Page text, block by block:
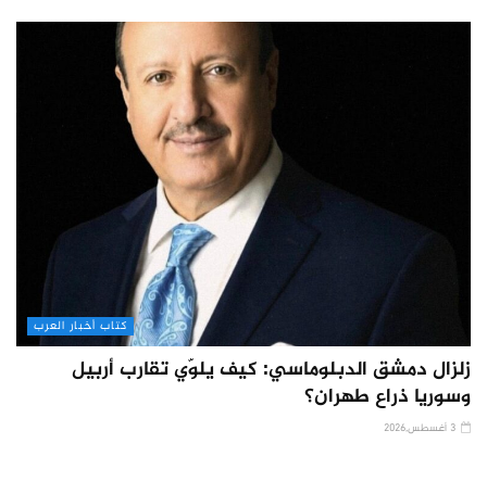
كتاب أخبار العرب
زلزال دمشق الدبلوماسي: كيف يلوّي تقارب أربيل
وسوريا ذراع طهران؟